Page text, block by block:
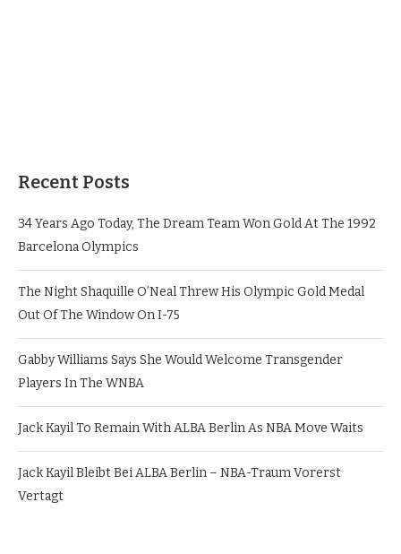
Recent Posts
34 Years Ago Today, The Dream Team Won Gold At The 1992
Barcelona Olympics
The Night Shaquille O’Neal Threw His Olympic Gold Medal
Out Of The Window On I-75
Gabby Williams Says She Would Welcome Transgender
Players In The WNBA
Jack Kayil To Remain With ALBA Berlin As NBA Move Waits
Jack Kayil Bleibt Bei ALBA Berlin – NBA-Traum Vorerst
Vertagt